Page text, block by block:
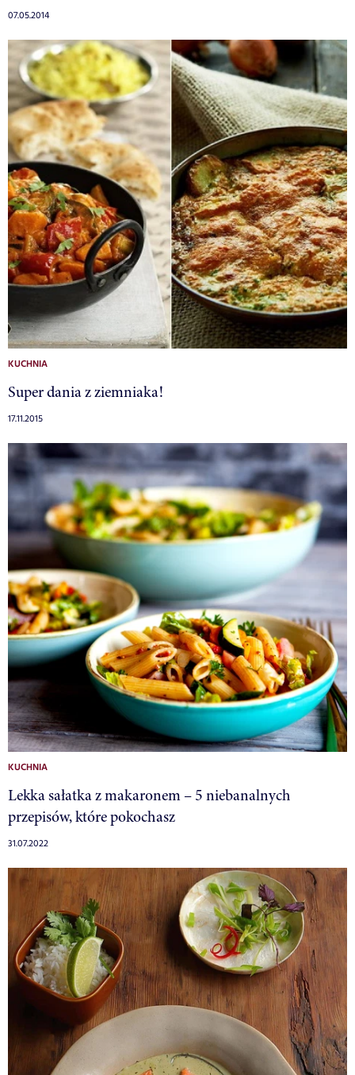
07.05.2014
KUCHNIA
Super dania z ziemniaka!
17.11.2015
KUCHNIA
Lekka sałatka z makaronem – 5 niebanalnych
przepisów, które pokochasz
31.07.2022